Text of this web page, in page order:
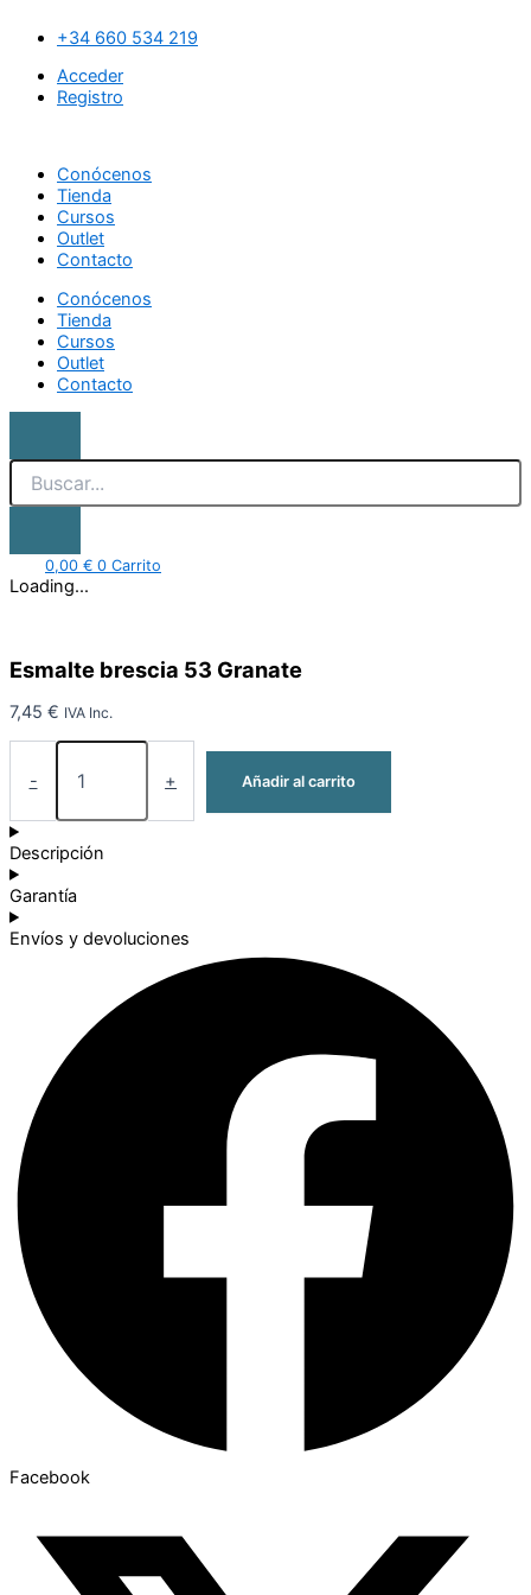
contenido
+34 660 534 219
Acceder
Registro
Conócenos
Tienda
Cursos
Outlet
Contacto
Conócenos
Tienda
Cursos
Outlet
Contacto
0,00 € 0 Carrito
Loading...
Esmalte brescia 53 Granate
7,45 € IVA Inc.
-
brescia
Granate
cantidad
+ Añadir al carrito
Descripción
Garantía
Envíos y devoluciones
Facebook